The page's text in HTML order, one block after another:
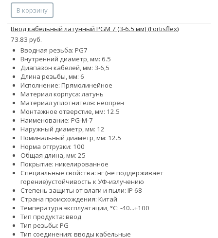
В корзину
Ввод кабельный латунный PGM 7 (3-6.5 мм) (Fortisflex)
73.83 руб.
Вводная резьба: PG7
Внутренний диаметр, мм: 6.5
Диапазон кабелей, мм: 3-6,5
Длина резьбы, мм: 6
Исполнение: Прямолинейное
Материал корпуса: латунь
Материал уплотнителя: неопрен
Монтажное отверстие, мм: 12.5
Наименование: PG-M-7
Наружный диаметр, мм: 12
Номинальный диаметр, мм: 12.5
Норма отгрузки: 100
Общая длина, мм: 25
Покрытие: никелированное
Специальные свойства: нг (не поддерживает
горение)устойчивость к УФ-излучению
Степень защиты от влаги и пыли: IP 68
Страна происхождения: Китай
Температура эксплуатации, °С: -40...+100
Тип продукта: ввод
Тип резьбы: PG
Тип соединения: вводы кабельные